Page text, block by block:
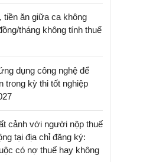
tiền ăn giữa ca không
tháng không tính thuế
dụng công nghệ để
trong kỳ thi tốt nghiệp
cảnh với người nộp thuế
tại địa chỉ đăng ký:
có nợ thuế hay không